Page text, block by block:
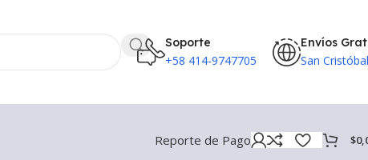
Soporte
+58 414-9747705
Envíos
San Cristóbal
Reporte de Pago $